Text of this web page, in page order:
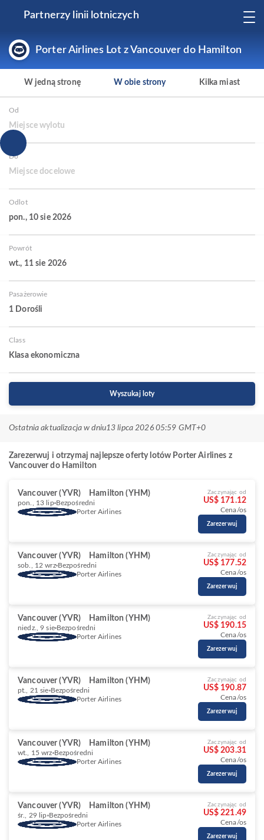
Partnerzy linii lotniczych
Porter Airlines Lot z Vancouver do Hamilton
W jedną stronę W obie strony Kilka miast
Od
Miejsce wylotu
Do
Miejsce docelowe
Odlot
pon., 10 sie 2026
Powrót
wt., 11 sie 2026
Pasażerowie
1 Dorośli
Class
Klasa ekonomiczna
Wyszukaj loty
Ostatnia aktualizacja w dniu13 lipca 2026 05:59 GMT+0
Zarezerwuj i otrzymaj najlepsze oferty lotów Porter Airlines z
Vancouver do Hamilton
Vancouver (YVR) Hamilton (YHM)
pon., 13 lip Bezpośredni
Porter Airlines
Zaczynając od
US$ 171.12
Cena/os
Zarezerwuj
Vancouver (YVR) Hamilton (YHM)
sob., 12 wrz Bezpośredni
Porter Airlines
Zaczynając od
US$ 177.52
Cena/os
Zarezerwuj
Vancouver (YVR) Hamilton (YHM)
niedz., 9 sie Bezpośredni
Porter Airlines
Zaczynając od
US$ 190.15
Cena/os
Zarezerwuj
Vancouver (YVR) Hamilton (YHM)
pt., 21 sie Bezpośredni
Porter Airlines
Zaczynając od
US$ 190.87
Cena/os
Zarezerwuj
Vancouver (YVR) Hamilton (YHM)
wt., 15 wrz Bezpośredni
Porter Airlines
Zaczynając od
US$ 203.31
Cena/os
Zarezerwuj
Vancouver (YVR) Hamilton (YHM)
śr., 29 lip Bezpośredni
Porter Airlines
Zaczynając od
US$ 221.49
Cena/os
Zarezerwuj